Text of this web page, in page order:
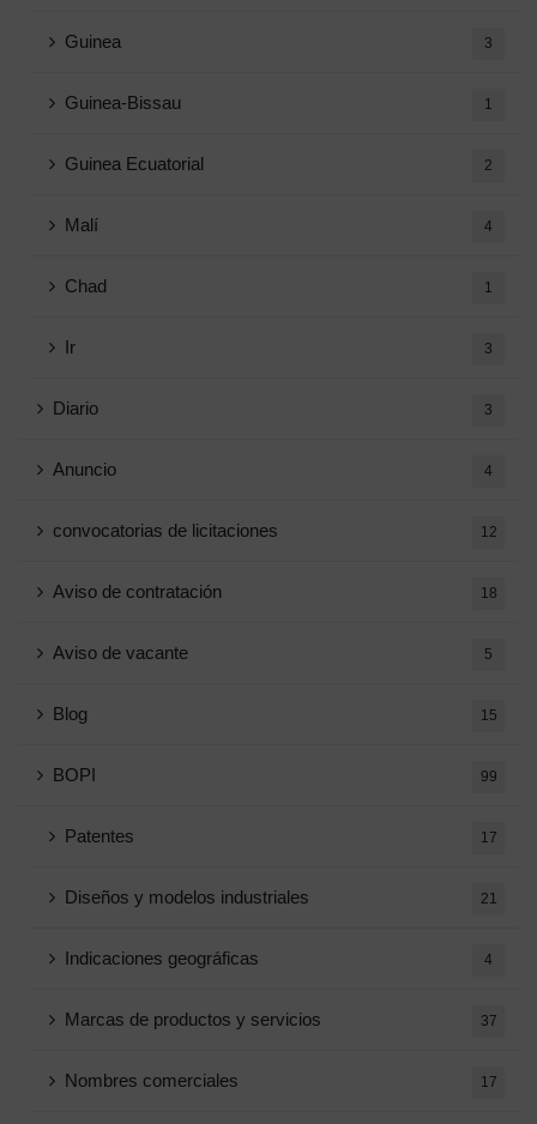
Guinea 3
Guinea-Bissau 1
Guinea Ecuatorial 2
Malí 4
Chad 1
Ir 3
Diario 3
Anuncio 4
convocatorias de licitaciones 12
Aviso de contratación 18
Aviso de vacante 5
Blog 15
BOPI 99
Patentes 17
Diseños y modelos industriales 21
Indicaciones geográficas 4
Marcas de productos y servicios 37
Nombres comerciales 17